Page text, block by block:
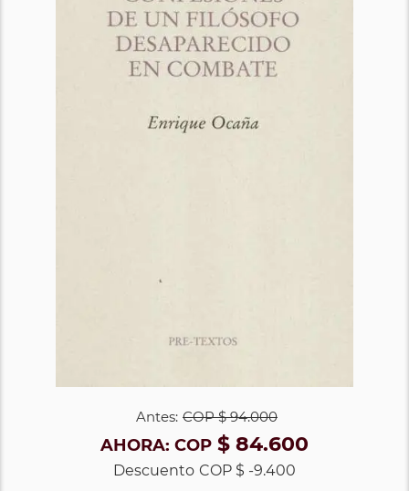
Antes: COP$ 94.000
AHORA: COP $ 84.600
Descuento COP $ -9.400